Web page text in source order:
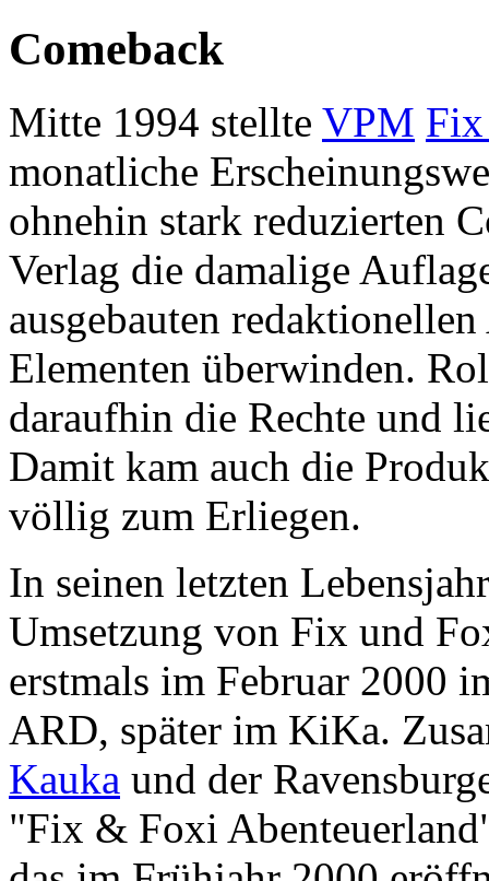
Comeback
Mitte 1994 stellte VPM
monatliche
ohnehin stark reduzierten
Verlag die damalige
ausgebauten
Elementen überwinden.
daraufhin die Rechte und
Damit kam auch die
völlig zum Erliegen.
In seinen letzten
Umsetzung von Fix und
erstmals im Februar 2000
ARD, später im KiKa.
Kauka und der
"Fix & Foxi